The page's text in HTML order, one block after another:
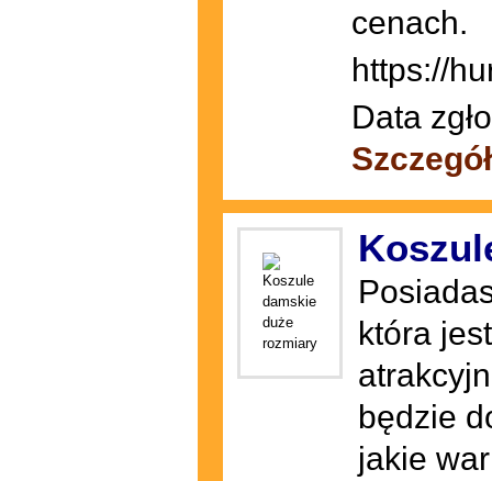
cenach.
https://
Data
która
będzie
jakie